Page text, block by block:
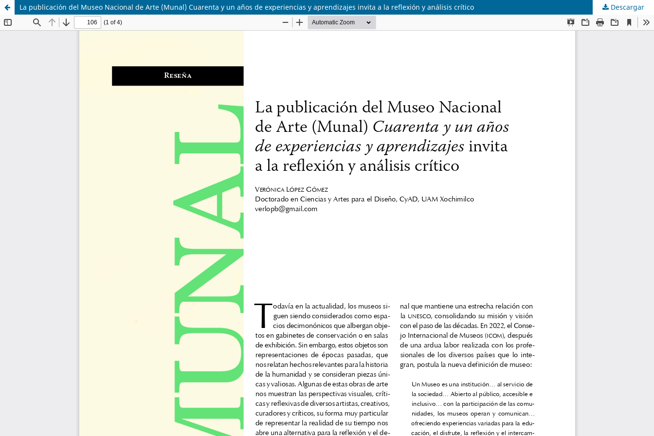
La publicación del Museo Nacional de Arte (Munal) Cuarenta y un años de experiencias y aprendizajes invita a la reflexión y análisis crítico Descargar